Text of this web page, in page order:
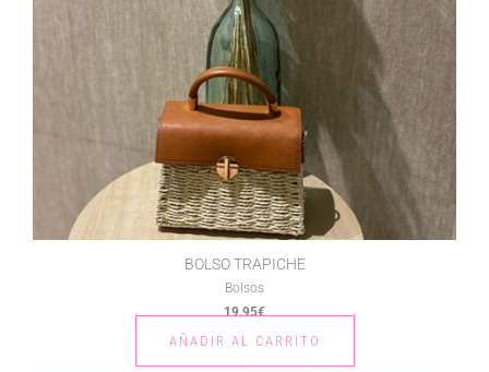
BOLSO TRAPICHE
Bolsos
19.95€
AÑADIR AL CARRITO